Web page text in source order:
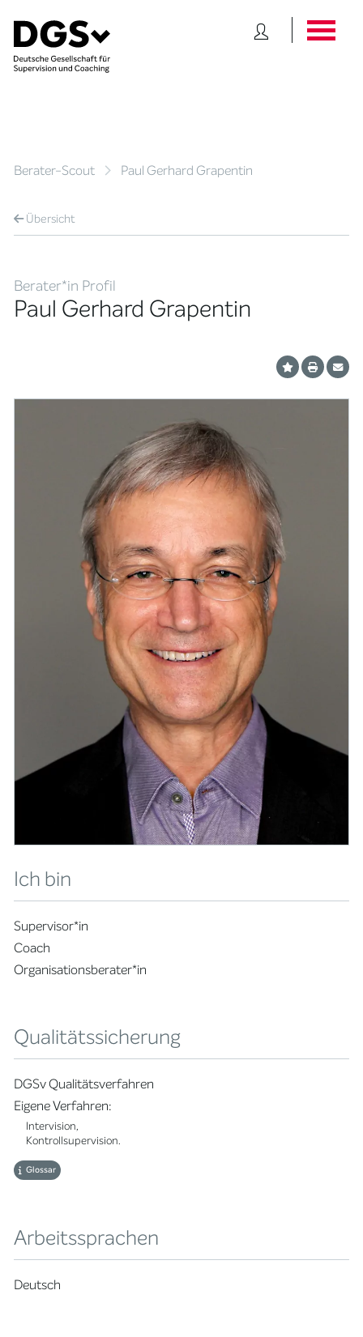
Berater-Scout Paul Gerhard Grapentin
Übersicht
Berater*in Profil
Paul Gerhard Grapentin
Ich bin
Supervisor*in
Coach
Organisationsberater*in
Qualitätssicherung
DGSv Qualitätsverfahren
Eigene Verfahren:
Intervision,
Kontrollsupervision.
Glossar
Arbeitssprachen
Deutsch